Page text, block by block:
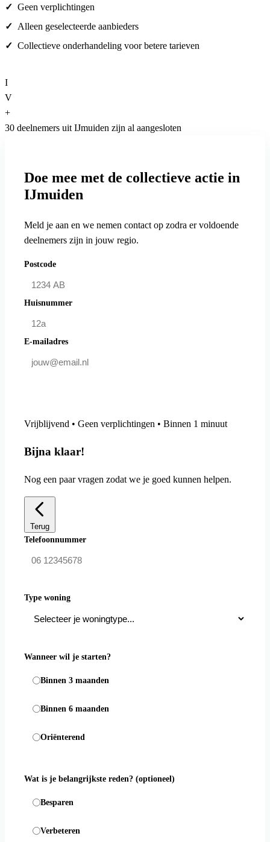
Geen verplichtingen
Alleen geselecteerde aanbieders
Collectieve onderhandeling voor betere tarieven
I
V
+
30 deelnemers uit IJmuiden zijn al aangesloten
Doe mee met de collectieve actie in
IJmuiden
Meld je aan en we nemen contact op zodra er voldoende
deelnemers zijn in jouw regio.
Postcode
Huisnummer
E-mailadres
Vrijblijvend • Geen verplichtingen • Binnen 1 minuut
Bijna klaar!
Nog een paar vragen zodat we je goed kunnen helpen.
Terug
Telefoonnummer
Type woning
Wanneer wil je starten?
Binnen 3 maanden
Binnen 6 maanden
Oriënterend
Wat is je belangrijkste reden? (optioneel)
Besparen
Verbeteren